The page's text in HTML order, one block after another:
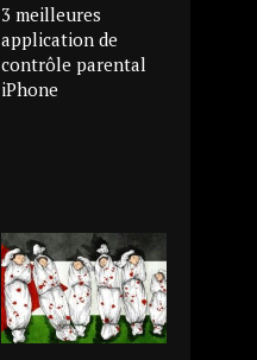
3 meilleures
application de
contrôle parental
iPhone